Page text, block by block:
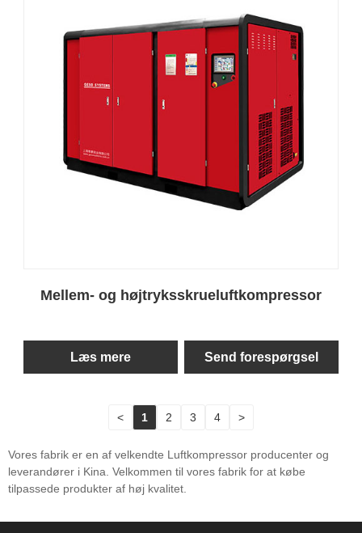
Mellem- og højtryksskrueluftkompressor
Læs mere Send forespørgsel
< 1 2 3 4 >
Vores fabrik er en af ​​velkendte Luftkompressor producenter og
leverandører i Kina. Velkommen til vores fabrik for at købe
tilpassede produkter af høj kvalitet.